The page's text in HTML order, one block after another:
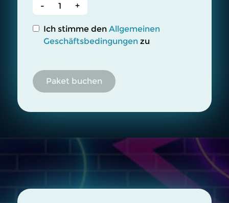
-
+
Ich stimme denAllgemeinen
Geschäftsbedingungen zu
Paket buchen